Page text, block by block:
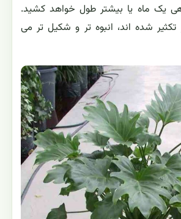
یک ماه یا بیشتر طول خواهد کشید.
تکثیر شده اند، انبوه تر و شکیل تر می